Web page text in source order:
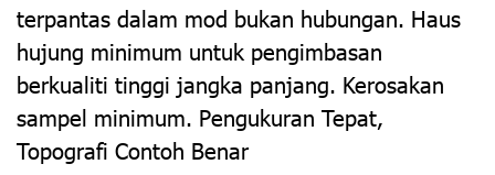
terpantas dalam mod bukan hubungan. Haus
hujung minimum untuk pengimbasan
berkualiti tinggi jangka panjang. Kerosakan
sampel minimum. Pengukuran Tepat,
Topografi Contoh Benar